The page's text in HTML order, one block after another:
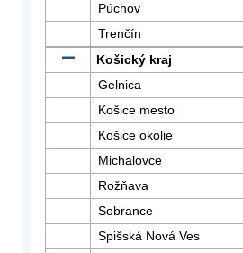
Púchov
Trenčín
Košický kraj
Gelnica
Košice mesto
Košice okolie
Michalovce
Rožňava
Sobrance
Spišská Nová Ves